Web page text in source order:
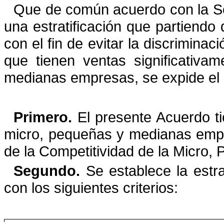
Que de común acuerdo con la
una estratificación que
con el fin de evitar la
que tienen ventas
medianas empresas, se expide el
Primero. El presente Acuerdo
micro, pequeñas y medianas
de la Competitividad de la Micro,
Segundo. Se establece la
con los siguientes criterios: